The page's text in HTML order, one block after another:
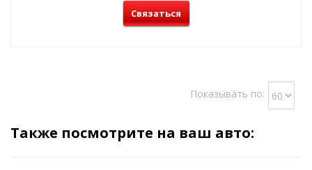
Связаться
Показывать по:
Также посмотрите на ваш авто: